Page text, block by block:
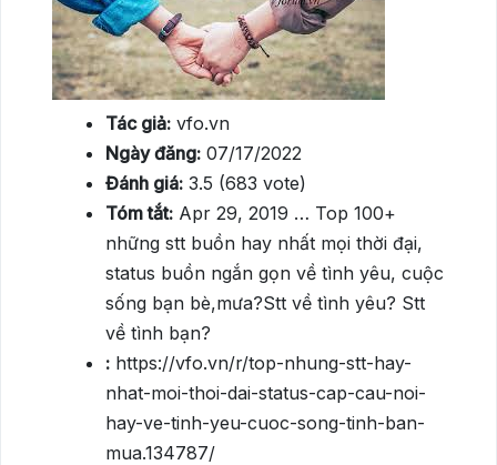
Tác giả: vfo.vn
Ngày đăng: 07/17/2022
Đánh giá: 3.5 (683 vote)
Tóm tắt: Apr 29, 2019 … Top 100+
những stt buồn hay nhất mọi thời đại,
status buồn ngắn gọn về tình yêu, cuộc
sống bạn bè,mưa?Stt về tình yêu? Stt
về tình bạn?
: https://vfo.vn/r/top-nhung-stt-hay-
nhat-moi-thoi-dai-status-cap-cau-noi-
hay-ve-tinh-yeu-cuoc-song-tinh-ban-
mua.134787/